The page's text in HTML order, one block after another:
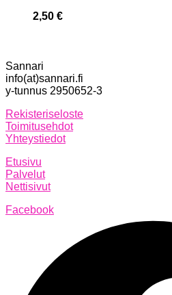
2,50 €
Sannari
info(at)sannari.fi
y-tunnus 2950652-3
Rekisteriseloste
Toimitusehdot
Yhteystiedot
Etusivu
Palvelut
Nettisivut
Facebook